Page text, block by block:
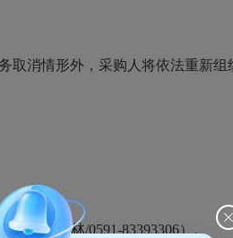
取消情形外，采购人将依法重新组
、邱枫林/0591-83393306）。